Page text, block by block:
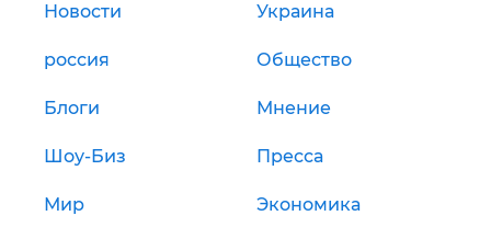
Новости Украина
россия Общество
Блоги Мнение
Шоу-Биз Пресса
Мир Экономика